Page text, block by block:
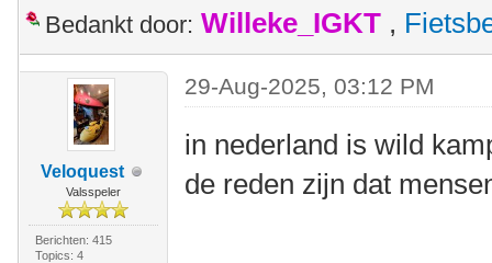
Bedankt door: Willeke_IGKT ,
Veloquest
Valsspeler
Berichten: 415
Topics: 4
29-Aug-2025, 03:12 PM
in nederland is wild
de reden zijn dat